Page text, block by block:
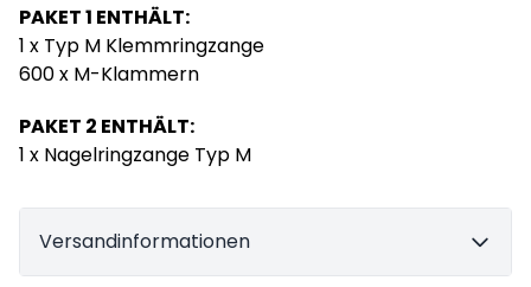
PAKET 1 ENTHÄLT:
1 x Typ M Klemmringzange
600 x M-Klammern
PAKET 2 ENTHÄLT:
1 x Nagelringzange Typ M
Versandinformationen